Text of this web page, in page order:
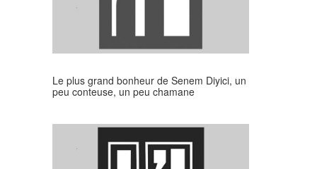
Le plus grand bonheur de Senem Diyici, un
peu conteuse, un peu chamane